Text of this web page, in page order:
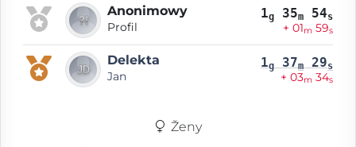
Anonimowy
Profil
1g 35m 54s
+ 01m 59s
Delekta
Jan
1g 37m 29s
+ 03m 34s
Ženy